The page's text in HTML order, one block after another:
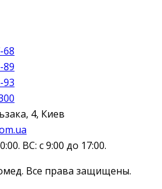
68
89
93
4, Киев
ВС: с 9:00 до 17:00.
Все права защищены.